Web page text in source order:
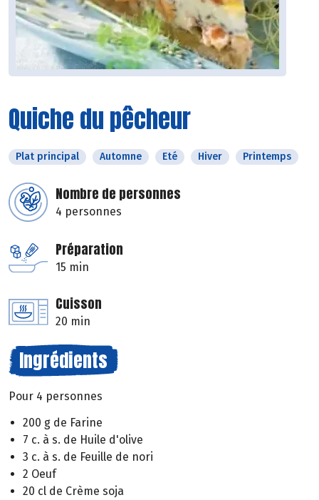
Quiche du pêcheur
Plat principal Automne Eté Hiver Printemps
Nombre de personnes
4 personnes
Préparation
15 min
Cuisson
20 min
Ingrédients
Pour 4 personnes
200 g de Farine
7 c. à s. de Huile d'olive
3 c. à s. de Feuille de nori
2 Oeuf
20 cl de Crème soja